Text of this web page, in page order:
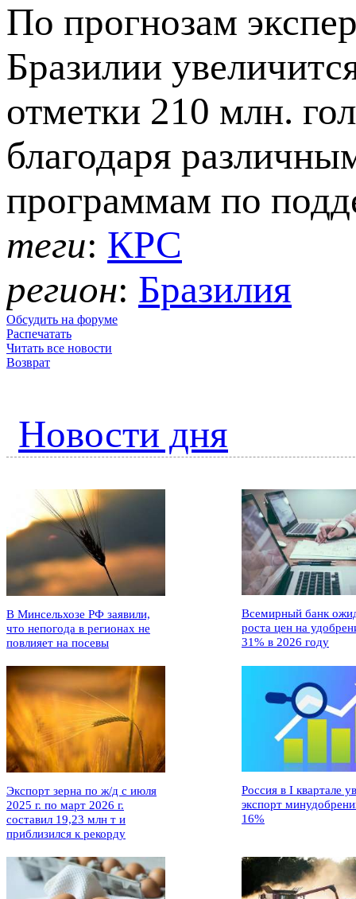
По прогнозам
Бразилии
отметки 210 млн.
благодаря
программам по
теги: КРС
регион: Бразилия
Обсудить на форуме
Распечатать
Читать все новости
Возврат
Новости дня
В Минсельхозе РФ заявили,
что непогода в регионах не
повлияет на посевы
Всемирный банк
роста цен на
31% в 2026 году
Экспорт зерна по ж/д с июля
2025 г. по март 2026 г.
составил 19,23 млн т и
приблизился к рекорду
Россия в I квартале
экспорт
16%